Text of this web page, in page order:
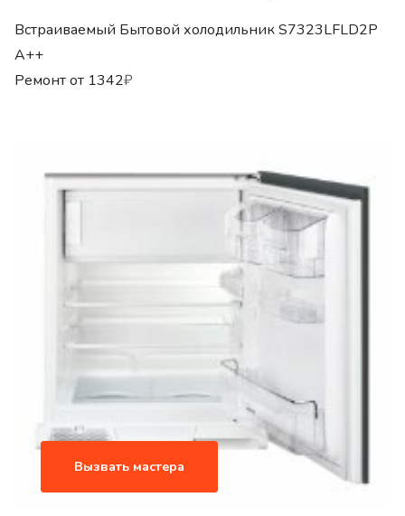
Встраиваемый Бытовой холодильник S7323LFLD2P
A++
Ремонт от 1342₽
Вызвать мастера